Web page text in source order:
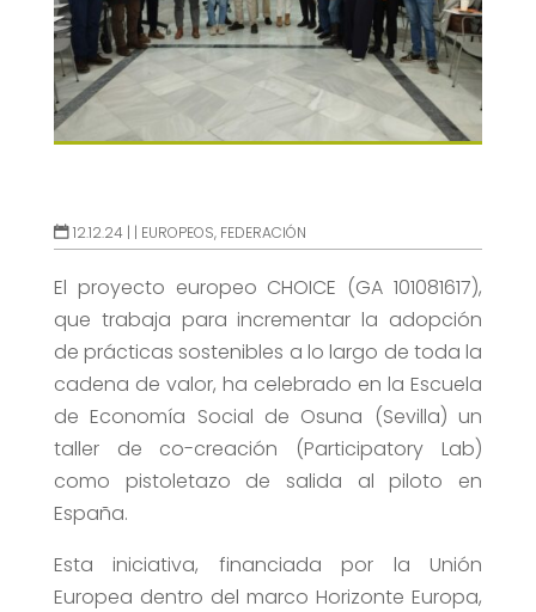
12.12.24 | | EUROPEOS, FEDERACIÓN
El proyecto europeo CHOICE (GA 101081617),
que trabaja para incrementar la adopción
de prácticas sostenibles a lo largo de toda la
cadena de valor, ha celebrado en la Escuela
de Economía Social de Osuna (Sevilla) un
taller de co-creación (Participatory Lab)
como pistoletazo de salida al piloto en
España.
Esta iniciativa, financiada por la Unión
Europea dentro del marco Horizonte Europa,